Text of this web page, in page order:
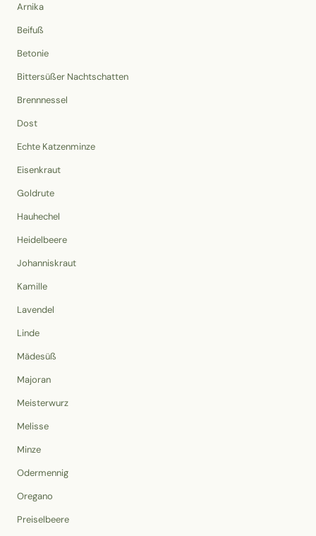
Arnika
Beifuß
Betonie
Bittersüßer Nachtschatten
Brennnessel
Dost
Echte Katzenminze
Eisenkraut
Goldrute
Hauhechel
Heidelbeere
Johanniskraut
Kamille
Lavendel
Linde
Mädesüß
Majoran
Meisterwurz
Melisse
Minze
Odermennig
Oregano
Preiselbeere